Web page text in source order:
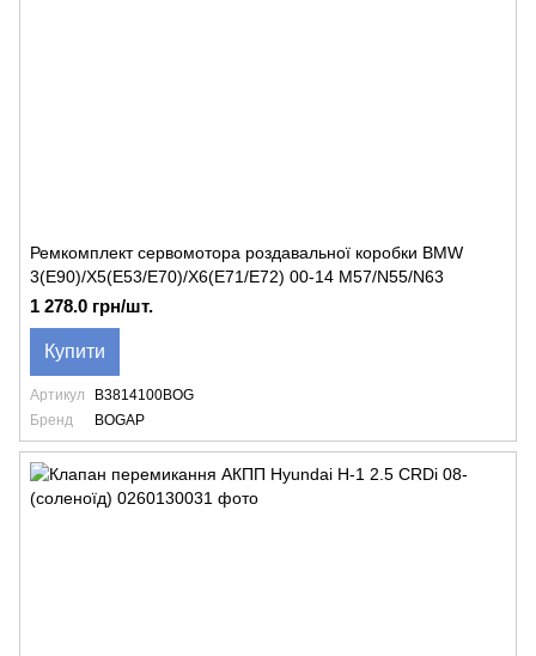
Ремкомплект сервомотора роздавальної коробки BMW
3(E90)/X5(E53/E70)/X6(E71/E72) 00-14 M57/N55/N63
1 278.0 грн/шт.
Купити
Артикул
B3814100BOG
Бренд
BOGAP